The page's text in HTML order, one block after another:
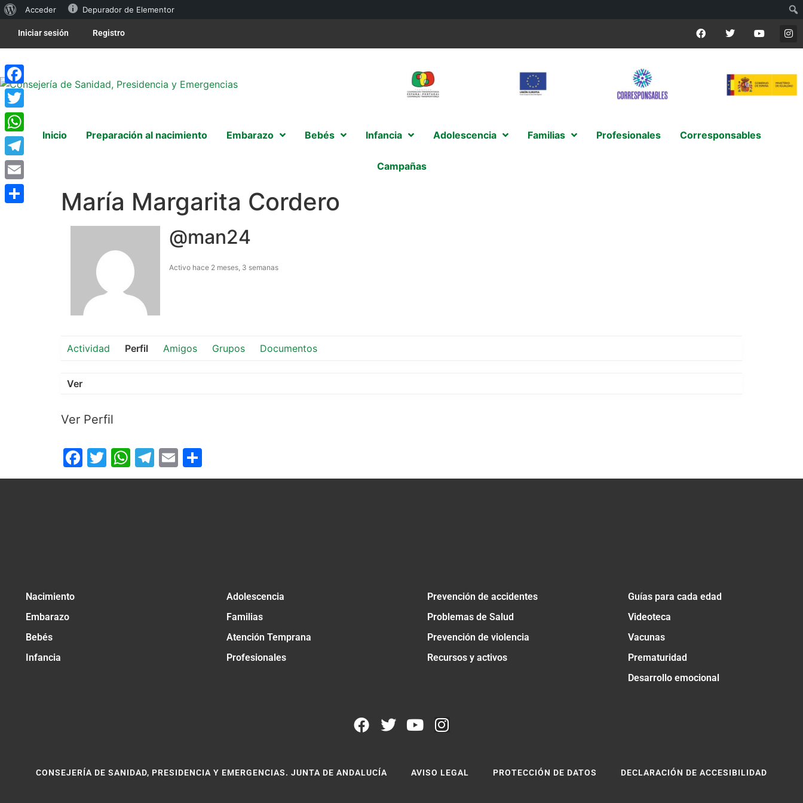
Acceder Depurador de Elementor
Iniciar sesión Registro
Inicio Preparación al nacimiento Embarazo Bebés Infancia Adolescencia Familias Profesionales Corresponsables
Campañas
María Margarita Cordero
@man24
Activo hace 2 meses, 3 semanas
Actividad Perfil Amigos Grupos Documentos
Ver
Ver Perfil
Facebook
Twitter
WhatsApp
Telegram
Email
Nacimiento
Embarazo
Bebés
Infancia
Adolescencia
Familias
Atención Temprana
Profesionales
Prevención de accidentes
Problemas de Salud
Prevención de violencia
Recursos y activos
Guías para cada edad
Videoteca
Vacunas
Prematuridad
Desarrollo emocional
CONSEJERÍA DE SANIDAD, PRESIDENCIA Y EMERGENCIAS. JUNTA DE ANDALUCÍA AVISO LEGAL PROTECCIÓN DE DATOS DECLARACIÓN DE ACCESIBILIDAD
Facebook
Twitter
WhatsApp
Telegram
Email